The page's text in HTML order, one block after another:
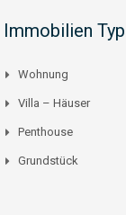
Immobilien Typ
Wohnung
Villa – Häuser
Penthouse
Grundstück